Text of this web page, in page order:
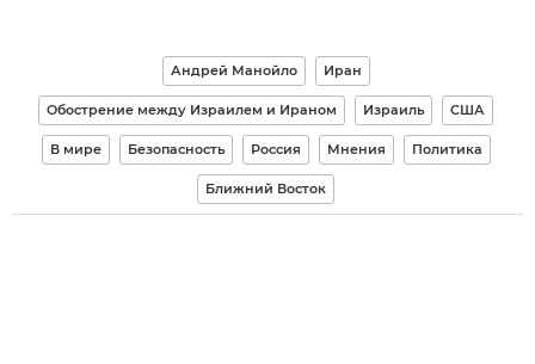
Андрей Манойло Иран
Обострение между Израилем и Ираном Израиль США
В мире Безопасность Россия Мнения Политика
Ближний Восток